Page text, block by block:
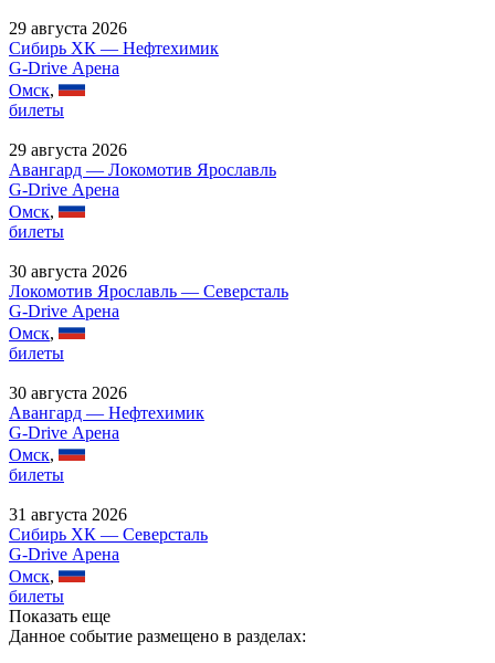
29 августа 2026
Сибирь ХК — Нефтехимик
G-Drive Арена
Омск,
билеты
29 августа 2026
Авангард — Локомотив Ярославль
G-Drive Арена
Омск,
билеты
30 августа 2026
Локомотив Ярославль — Северсталь
G-Drive Арена
Омск,
билеты
30 августа 2026
Авангард — Нефтехимик
G-Drive Арена
Омск,
билеты
31 августа 2026
Сибирь ХК — Северсталь
G-Drive Арена
Омск,
билеты
Показать еще
Данное событие размещено в разделах: